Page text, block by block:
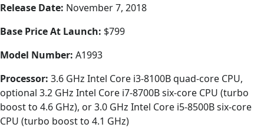
Release Date: November 7, 2018
Base Price At Launch: $799
Model Number: A1993
Processor: 3.6 GHz Intel Core i3-8100B quad-core CPU,
optional 3.2 GHz Intel Core i7-8700B six-core CPU (turbo
boost to 4.6 GHz), or 3.0 GHz Intel Core i5-8500B six-core
CPU (turbo boost to 4.1 GHz)